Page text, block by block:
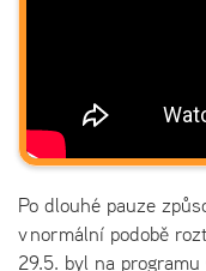
Po dlouhé pauze
v normální podobě
29.5. byl na